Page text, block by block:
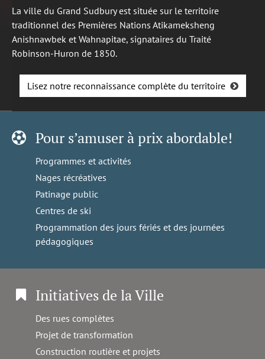
La ville du Grand Sudbury est située sur le territoire
traditionnel des Premières Nations Atikameksheng
Anishnawbek et Wahnapitae, signataires du Traité
Robinson-Huron de 1850.
Lisez notre reconnaissance complète du territoire
Pour s’amuser à prix abordable!
Programmes et activités
Nages récréatives
Patinage public
Centres de ski
Programmation des jours fériés et des journées
pédagogiques
Initiatives de la Ville
Des rues complètes
Projet de transformation
Construction routière et projets